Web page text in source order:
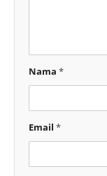
Nama *
Email *